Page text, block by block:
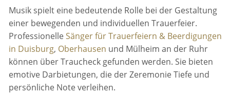
Musik spielt eine bedeutende Rolle bei der Gestaltung
einer bewegenden und individuellen Trauerfeier.
ProfessionelleSänger für Trauerfeiern & Beerdigungen
in Duisburg, Oberhausen und Mülheim an der Ruhr
können über Traucheck gefunden werden. Sie bieten
emotive Darbietungen, die der Zeremonie Tiefe und
persönliche Note verleihen.